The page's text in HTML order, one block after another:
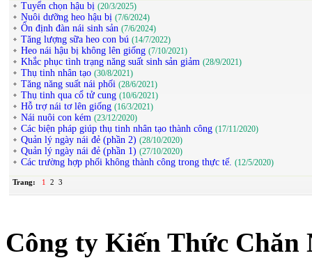
Tuyển chọn hậu bị (20/3/2025)
Nuôi dưỡng heo hậu bị (7/6/2024)
Ổn định đàn nái sinh sản (7/6/2024)
Tăng lượng sữa heo con bú (14/7/2022)
Heo nái hậu bị không lên giống (7/10/2021)
Khắc phục tình trạng năng suất sinh sản giảm (28/9/2021)
Thụ tinh nhân tạo (30/8/2021)
Tăng năng suất nái phối (28/6/2021)
Thụ tinh qua cổ tử cung (10/6/2021)
Hỗ trợ nái tơ lên giống (16/3/2021)
Nái nuôi con kém (23/12/2020)
Các biện pháp giúp thụ tinh nhân tạo thành công (17/11/2020)
Quản lý ngày nái đẻ (phần 2) (28/10/2020)
Quản lý ngày nái đẻ (phần 1) (27/10/2020)
Các trường hợp phối không thành công trong thực tế. (12/5/2020)
Trang: 1 2 3
Công ty Kiến Thức Chăn